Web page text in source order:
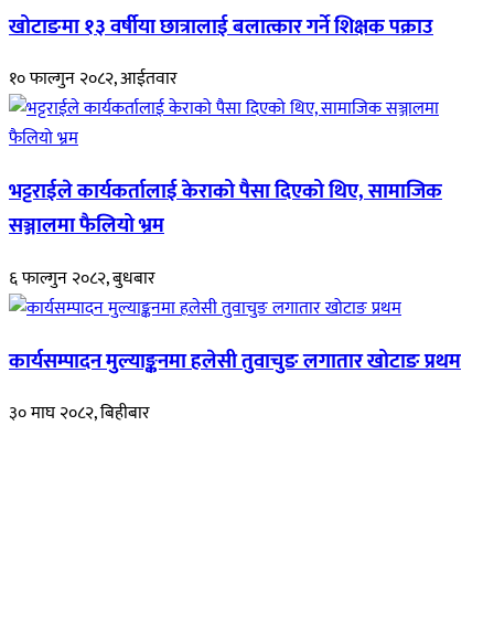
खोटाङमा १३ वर्षीया छात्रालाई बलात्कार गर्ने शिक्षक पक्राउ
१० फाल्गुन २०८२, आईतवार
भट्टराईले कार्यकर्तालाई केराको पैसा दिएको थिए, सामाजिक
सञ्जालमा फैलियो भ्रम
६ फाल्गुन २०८२, बुधबार
कार्यसम्पादन मुल्याङ्कनमा हलेसी तुवाचुङ लगातार खोटाङ प्रथम
३० माघ २०८२, बिहीबार